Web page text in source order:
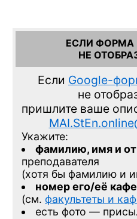
ЕСЛИ ФОРМА
НЕ
Если Google-
не
пришлите ваше
Укажите:
фамилию, имя и
преподавателя
(хотя бы фамилию и
номер его/её
(см. факультеты и
есть фото —